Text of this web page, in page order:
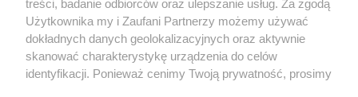
Partnerzy
Praca Szczecin
treści, badanie odbiorców oraz ulepszanie usług. Za zgodą
Użytkownika my i Zaufani Partnerzy możemy używać
dokładnych danych geolokalizacyjnych oraz aktywnie
skanować charakterystykę urządzenia do celów
identyfikacji. Ponieważ cenimy Twoją prywatność, prosimy